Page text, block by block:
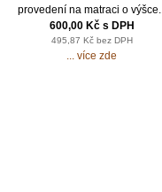
provedení na matraci o výšce...
600,00 Kč s DPH
495,87 Kč bez DPH
... více zde